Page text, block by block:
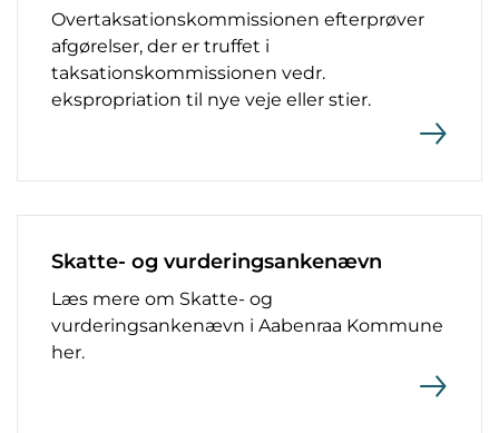
Overtaksationskommissionen efterprøver
afgørelser, der er truffet i
taksationskommissionen vedr.
ekspropriation til nye veje eller stier.
Skatte- og vurderingsankenævn
Læs mere om Skatte- og
vurderingsankenævn i Aabenraa Kommune
her.